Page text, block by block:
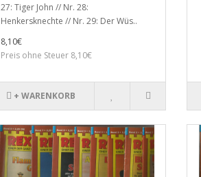
27: Tiger John // Nr. 28:
Henkersknechte // Nr. 29: Der Wüs..
8,10€
Preis ohne Steuer 8,10€
+ WARENKORB